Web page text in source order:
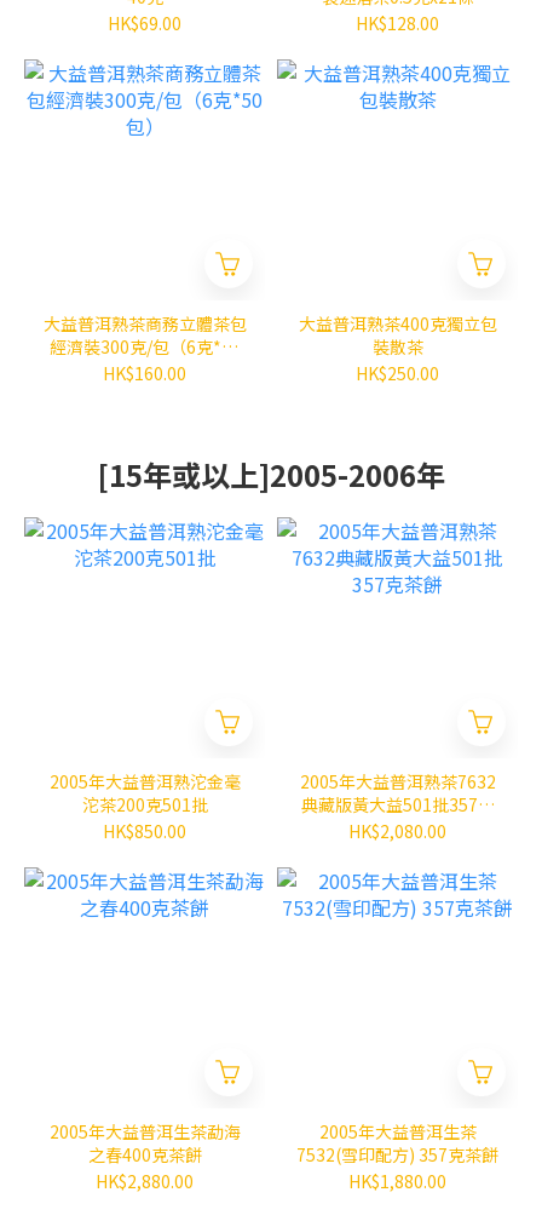
HK$69.00
HK$128.00
大益普洱熟茶商務立體茶包
經濟裝300克/包（6克*50
包）
HK$160.00
大益普洱熟茶400克獨立包
裝散茶
HK$250.00
[15年或以上]2005-2006年
2005年大益普洱熟沱金毫
沱茶200克501批
HK$850.00
2005年大益普洱熟茶7632
典藏版黃大益501批357克
茶餅
HK$2,080.00
2005年大益普洱生茶勐海
之春400克茶餅
HK$2,880.00
2005年大益普洱生茶
7532(雪印配方) 357克茶餅
HK$1,880.00